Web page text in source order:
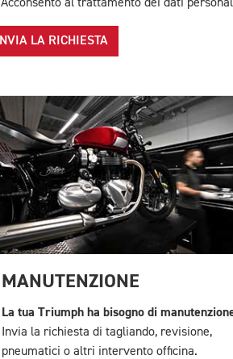
Acconsento al trattamento dei dati
INVIA LA RICHIESTA
MANUTENZIONE
La tua Triumph ha bisogno di
Invia la richiesta di tagliando, revisione,
pneumatici o altri intervento officina.